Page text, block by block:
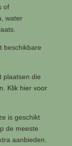
of
water
beschikbare
plaatsen die
Klik hier voor
is geschikt
de meeste
aanbieden.